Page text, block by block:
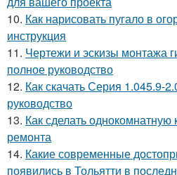
10. Как нарисовать пугало в
инструкция
11. Чертежи и эскизы монтажа
полное руководство
12. Как скачать Серия 1.045.9-
руководство
13. Как сделать однокомнатную
ремонта
14. Какие современные
появились в Тольятти в